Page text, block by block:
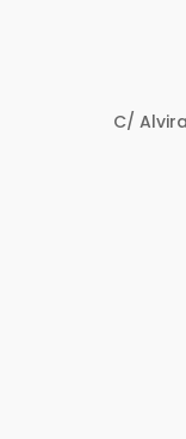
C/